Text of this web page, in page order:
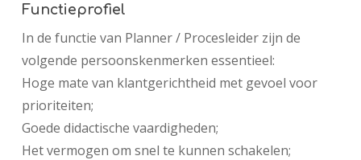
Functieprofiel
In de functie van Planner / Procesleider zijn de
volgende persoonskenmerken essentieel:
Hoge mate van klantgerichtheid met gevoel voor
prioriteiten;
Goede didactische vaardigheden;
Het vermogen om snel te kunnen schakelen;